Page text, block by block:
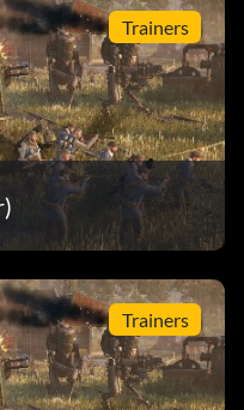
Trainers
Trainers